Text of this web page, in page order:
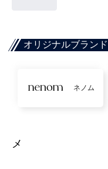
オリジナルブランド
ネノム
メ